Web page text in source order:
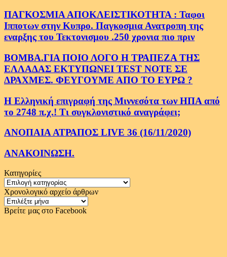
ΠΑΓΚΟΣΜΙΑ ΑΠΟΚΛΕΙΣΤΙΚΟΤΗΤΑ : Ταφοι
Ιπποτων στην Κυπρο. Παγκοσμια Ανατροπη της
εναρξης του Τεκτονισμου .250 χρονια πιο πριν
ΒΟΜΒΑ.ΓΙΑ ΠΟΙΟ ΛΟΓΟ Η ΤΡΑΠΕΖΑ ΤΗΣ
ΕΛΛΑΔΑΣ ΕΚΤΥΠΩΝΕΙ TEST NOTE ΣΕ
ΔΡΑΧΜΕΣ. ΦΕΥΓΟΥΜΕ ΑΠΟ ΤΟ ΕΥΡΩ ?
Η Ελληνική επιγραφή της Μιννεσότα των ΗΠΑ από
το 2748 π.χ.! Τι συγκλονιστικό αναγράφει;
ΑΝΟΠΑΙΑ ΑΤΡΑΠΟΣ LIVE 36 (16/11/2020)
ΑΝΑΚΟΙΝΩΣΗ.
Κατηγορίες
Κατηγορίες
Χρονολογικό αρχείο άρθρων
Χρονολογικό
αρχείο
Βρείτε μας στο Facebook